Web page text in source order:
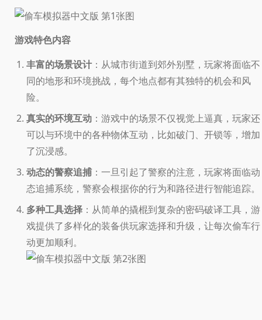
游戏特色内容
丰富的场景设计 ：从城市街道到郊外别墅，玩家将面临不
同的地形和环境挑战，每个地点都有其独特的机会和风
险。
真实的环境互动 ：游戏中的场景不仅视觉上逼真，玩家还
可以与环境中的各种物体互动，比如破门、开锁等，增加
了沉浸感。
动态的警察追捕 ：一旦引起了警察的注意，玩家将面临动
态追捕系统，警察会根据你的行为和路径进行智能追踪。
多种工具选择 ：从简单的撬棍到复杂的密码破译工具，游
戏提供了多样化的装备供玩家选择和升级，让每次偷车行
动更加顺利。